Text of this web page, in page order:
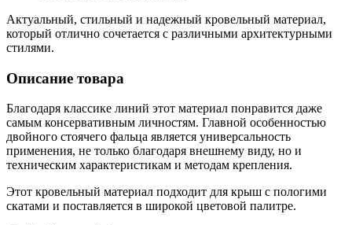
Актуальный, стильный и надежный кровельный материал,
который отлично сочетается с различными архитектурными
стилями.
Описание товара
Благодаря классике линий этот материал понравится даже
самым консервативным личностям. Главной особенностью
двойного стоячего фальца является универсальность
применения, не только благодаря внешнему виду, но и
техническим характеристикам и методам крепления.
Этот кровельный материал подходит для крыш с пологими
скатами и поставляется в широкой цветовой палитре.